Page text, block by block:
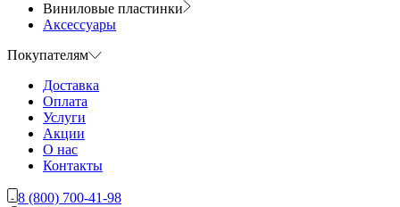
Виниловые пластинки
Аксессуары
Покупателям
Доставка
Оплата
Услуги
Акции
О нас
Контакты
8 (800) 700-41-98